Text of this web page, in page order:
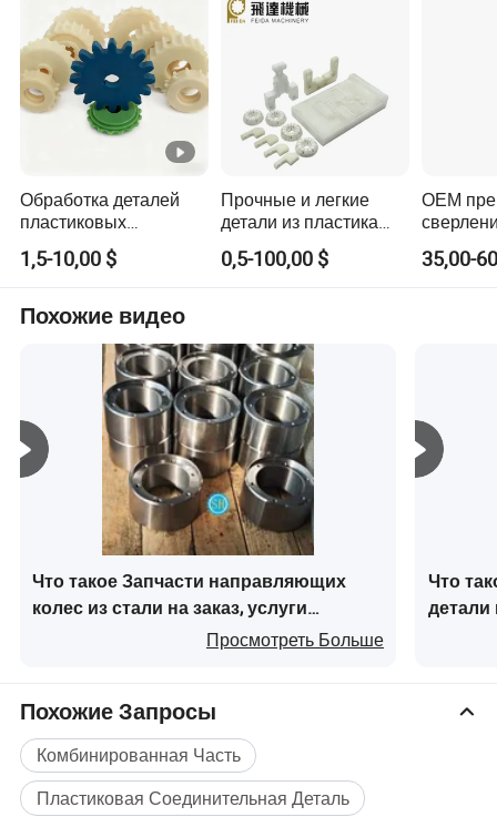
Обработка деталей
пластиковых
шестерен с
использованием
токарной обработки
на ЧПУ, нейлон,
прямозубые шестерни
1,5-10,00 $
Прочные и легкие
детали из пластика
ПОМ/ПЕК для
промышленного
использования
0,5-100,00 $
ОЕМ
ОЕМ
35,00-
Похожие видео
Что такое Запчасти направляющих
колес из стали на заказ, услуги
токарной обработки и нарезки резьбы,
Просмотреть Больше
Что
Похожие Запросы
Комбинированная Часть
Пластиковая Соединительная Деталь